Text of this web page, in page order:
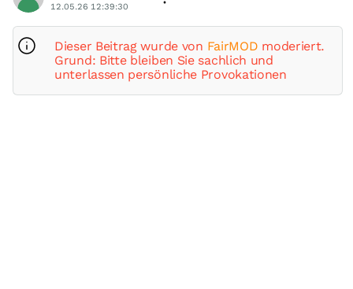
12.05.26 12:39:30
Dieser Beitrag wurde von FairMOD moderiert.
Grund: Bitte bleiben Sie sachlich und
unterlassen persönliche Provokationen